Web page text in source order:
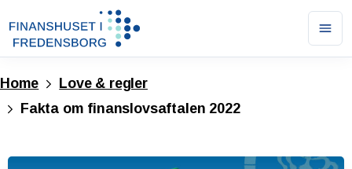
Home
Love & regler
Fakta om finanslovsaftalen 2022